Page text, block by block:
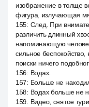
изображение в толще
фигура, излучающая
155: След. При
различить длинный
напоминающую
сильное
поиски ничего
156: Водах.
157: Больше не
158: Водах больше не
159: Видео, снятое